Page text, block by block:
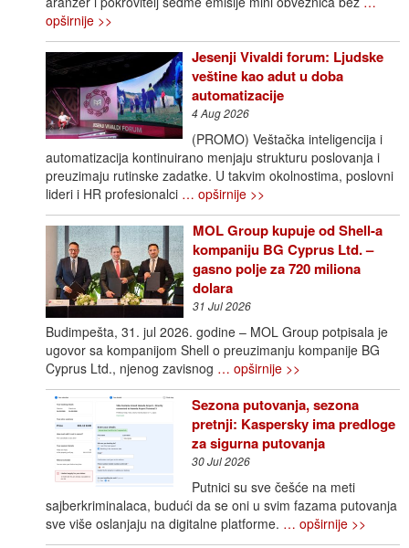
opširnije >>
Jesenji Vivaldi forum: Ljudske
veštine kao adut u doba
automatizacije
4 Aug 2026
(PROMO) Veštačka inteligencija i
automatizacija kontinuirano menjaju strukturu poslovanja i
preuzimaju rutinske zadatke. U takvim okolnostima, poslovni
lideri i HR profesionalci … opširnije >>
MOL Group kupuje od Shell-a
kompaniju BG Cyprus Ltd. –
gasno polje za 720 miliona
dolara
31 Jul 2026
Budimpešta, 31. jul 2026. godine – MOL Group potpisala je
ugovor sa kompanijom Shell o preuzimanju kompanije BG
Cyprus Ltd., njenog zavisnog … opširnije >>
Sezona putovanja, sezona
pretnji: Kaspersky ima predloge
za sigurna putovanja
30 Jul 2026
Putnici su sve češće na meti
sajberkriminalaca, budući da se oni u svim fazama putovanja
sve više oslanjaju na digitalne platforme. … opširnije >>